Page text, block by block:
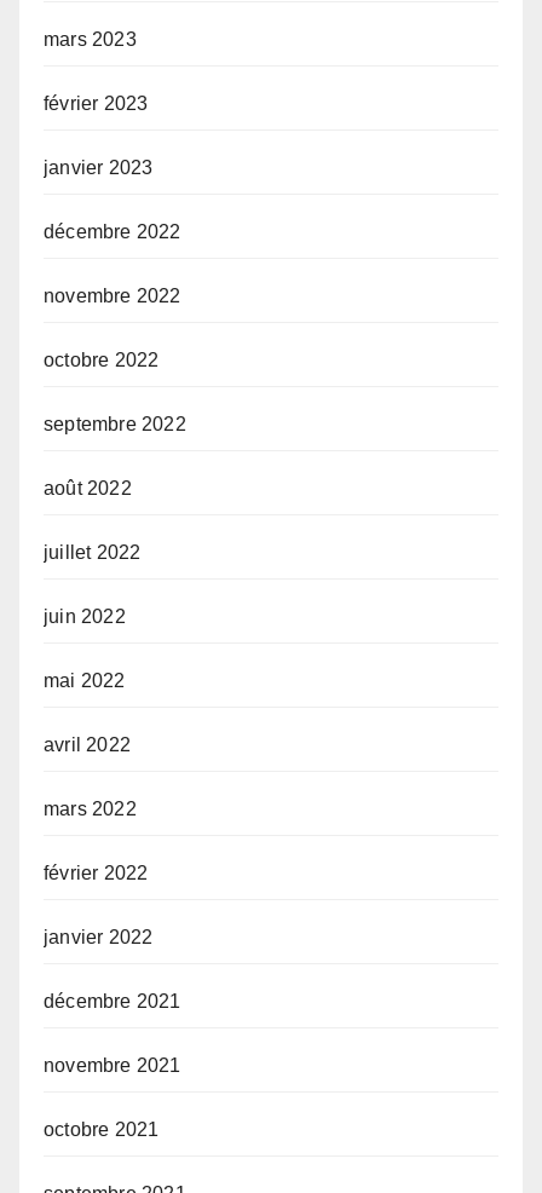
mars 2023
février 2023
janvier 2023
décembre 2022
novembre 2022
octobre 2022
septembre 2022
août 2022
juillet 2022
juin 2022
mai 2022
avril 2022
mars 2022
février 2022
janvier 2022
décembre 2021
novembre 2021
octobre 2021